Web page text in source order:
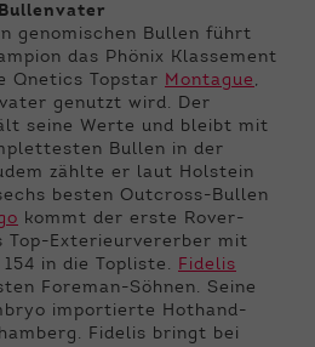
genomischen Bullen führt
das Phönix Klassement
Qnetics Topstar Montague ,
genutzt wird. Der
seine Werte und bleibt mit
Bullen in der
zählte er laut Holstein
besten Outcross-Bullen
kommt der erste Rover-
Top-Exterieurvererber mit
in die Topliste. Fidelis
Foreman-Söhnen. Seine
importierte Hothand-
Fidelis bringt bei